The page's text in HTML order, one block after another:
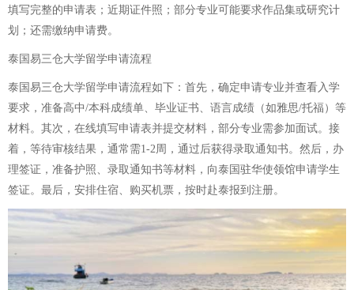
填写完整的申请表；近期证件照；部分专业可能要求作品集或研究计
划；还需缴纳申请费。
泰国易三仓大学留学申请流程
泰国易三仓大学留学申请流程如下：首先，确定申请专业并查看入学
要求，准备高中/本科成绩单、毕业证书、语言成绩（如雅思/托福）等
材料。其次，在线填写申请表并提交材料，部分专业需参加面试。接
着，等待审核结果，通常需1-2周，通过后获得录取通知书。然后，办
理签证，准备护照、录取通知书等材料，向泰国驻华使领馆申请学生
签证。最后，安排住宿、购买机票，按时赴泰报到注册。